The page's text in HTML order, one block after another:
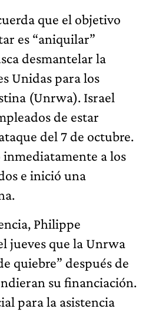
que el objetivo
es “aniquilar”
desmantelar la
Unidas para los
(Unrwa). Israel
de estar
del 7 de octubre.
a los
e inició una
Philippe
jueves que la Unrwa
quiebre” después de
su financiación.
para la asistencia